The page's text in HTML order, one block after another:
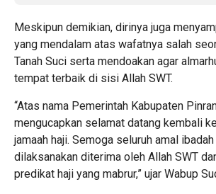
Meskipun demikian, dirinya juga
yang mendalam atas wafatnya salah
Tanah Suci serta mendoakan agar
tempat terbaik di sisi Allah SWT.
“Atas nama Pemerintah Kabupaten
mengucapkan selamat datang kembali
jamaah haji. Semoga seluruh amal
dilaksanakan diterima oleh Allah SWT
predikat haji yang mabrur,” ujar Wabup